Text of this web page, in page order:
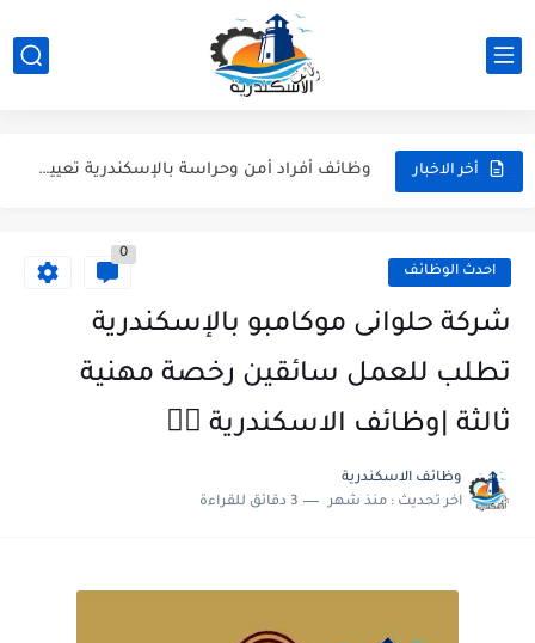
أخر الاخبار
فرص عمل: وظائف مسؤولي مبيعات بفروع داي دريم فاشون |...
وظائف أفراد أمن وحراسة بالإسكندرية تعيين فوري | شركة النسور
وظائف الاسكندرية: فرص عمل بمطبعة الأستاذ (مسئولين أوردرات، مناديب، فنيين... احدث الوظائف
0
شركة حلوانى موكامبو بالإسكندرية
تطلب للعمل سائقين رخصة مهنية
ثالثة |وظائف الاسكندرية 👇🏻
وظائف الاسكندرية
اخر تحديث : منذ شهر 3 دقائق للقراءة